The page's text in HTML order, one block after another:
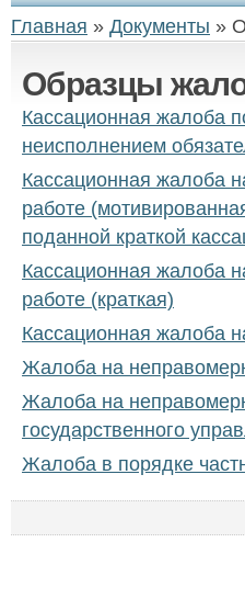
Главная » Документы »
Образцы
Кассационная жалоба
неисполнением
Кассационная жалоба
работе
поданной краткой
Кассационная жалоба
работе (краткая)
Кассационная жалоба
Жалоба на
Жалоба на
государственного
Жалоба в порядке